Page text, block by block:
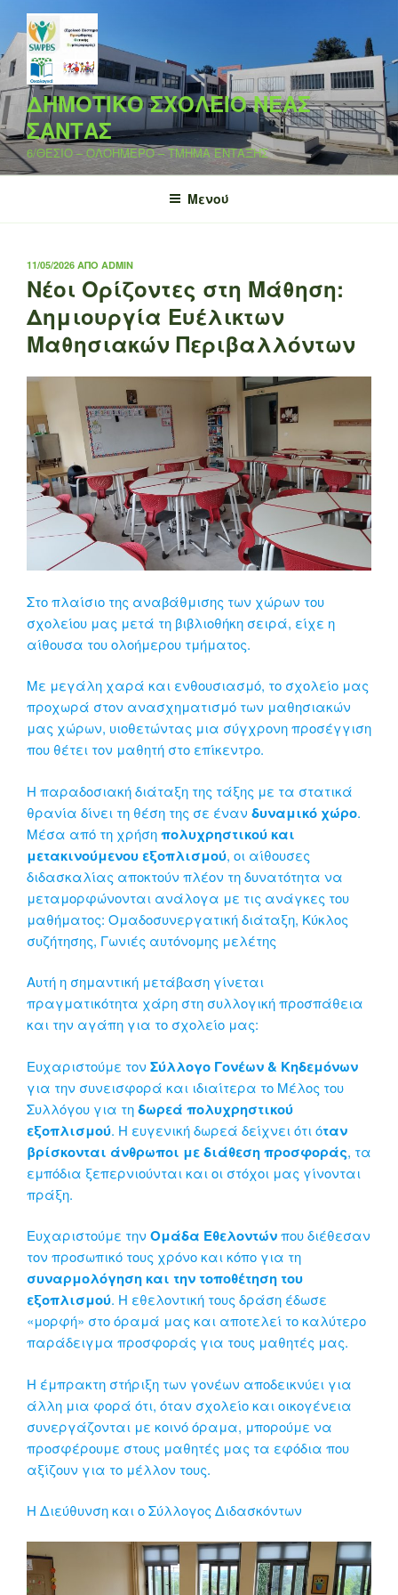
Μετάβαση
στο
περιεχόμενο
ΔΗΜΟΤΙΚΟ ΣΧΟΛΕΙΟ ΝΕΑΣ
ΣΑΝΤΑΣ
6/ΘΕΣΙΟ – ΟΛΟΗΜΕΡΟ – ΤΜΗΜΑ ΕΝΤΑΞΗΣ
Μενού
ΔΗΜΟΣΙΕΎΤΗΚΕ
ΣΤΙΣ
11/05/2026 ΑΠΌ ADMIN
Νέοι Ορίζοντες στη Μάθηση:
Δημιουργία Ευέλικτων
Μαθησιακών Περιβαλλόντων
Στo πλαίσιο της αναβάθμισης των χώρων του
σχολείου μας μετά τη βιβλιοθήκη σειρά, είχε η
αίθουσα του ολοήμερου τμήματος.
Με μεγάλη χαρά και ενθουσιασμό, το σχολείο μας
προχωρά στον ανασχηματισμό των μαθησιακών
μας χώρων, υιοθετώντας μια σύγχρονη προσέγγιση
που θέτει τον μαθητή στο επίκεντρο.
Η παραδοσιακή διάταξη της τάξης με τα στατικά
θρανία δίνει τη θέση της σε έναν δυναμικό χώρο.
Μέσα από τη χρήσηπολυχρηστικού και
μετακινούμενου εξοπλισμού, οι αίθουσες
διδασκαλίας αποκτούν πλέον τη δυνατότητα να
μεταμορφώνονται ανάλογα με τις ανάγκες του
μαθήματος: Ομαδοσυνεργατική διάταξη, Κύκλος
συζήτησης, Γωνιές αυτόνομης μελέτης
Αυτή η σημαντική μετάβαση γίνεται
πραγματικότητα χάρη στη συλλογική προσπάθεια
και την αγάπη για το σχολείο μας:
Ευχαριστούμε τον Σύλλογο Γονέων & Κηδεμόνων
για την συνεισφορά και ιδιαίτερα το Μέλος του
Συλλόγου για τηδωρεά πολυχρηστικού
εξοπλισμού. Η ευγενική δωρεά δείχνει ότι όταν
βρίσκονται άνθρωποι με διάθεση προσφοράς, τα
εμπόδια ξεπερνιούνται και οι στόχοι μας γίνονται
πράξη.
Ευχαριστούμε την Ομάδα Εθελοντώνπου διέθεσαν
τον προσωπικό τους χρόνο και κόπο για τη
συναρμολόγηση και την τοποθέτηση του
εξοπλισμού. Η εθελοντική τους δράση έδωσε
«μορφή» στο όραμά μας και αποτελεί το καλύτερο
παράδειγμα προσφοράς για τους μαθητές μας.
Η έμπρακτη στήριξη των γονέων αποδεικνύει για
άλλη μια φορά ότι, όταν σχολείο και οικογένεια
συνεργάζονται με κοινό όραμα, μπορούμε να
προσφέρουμε στους μαθητές μας τα εφόδια που
αξίζουν για το μέλλον τους.
Η Διεύθυνση και ο Σύλλογος Διδασκόντων